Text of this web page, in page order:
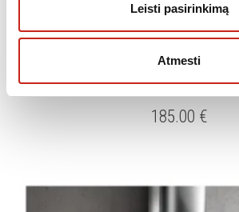
Leisti pasirinkimą
Atmesti
GARTRAUKIAI
Gartraukis ELICA CIRCUS
185.00 €